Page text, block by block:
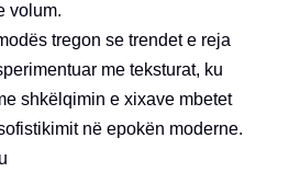
volum.
tregon se trendet e reja
me teksturat, ku
shkëlqimin e xixave mbetet
në epokën moderne.